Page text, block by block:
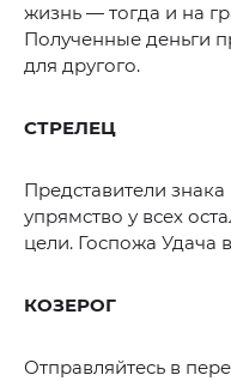
жизнь — тогда и на
Полученные деньги
для другого.
СТРЕЛЕЦ
Представители
упрямство у всех
цели. Госпожа Удача
КОЗЕРОГ
Отправляйтесь в